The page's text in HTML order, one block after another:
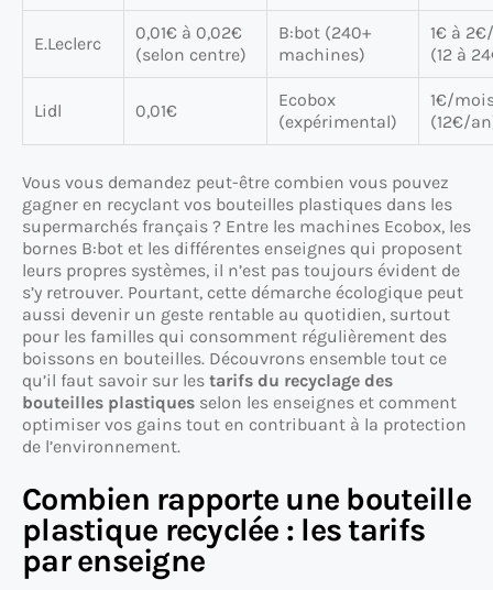
E.Leclerc
0,01€ à 0,02€
(selon centre)
B:bot (240+
machines)
1€ à
(12 à
Lidl 0,01€
Ecobox
(expérimental)
1€/
(12€/
Vous vous demandez peut-être combien vous pouvez
gagner en recyclant vos bouteilles plastiques dans les
supermarchés français ? Entre les machines Ecobox, les
bornes B:bot et les différentes enseignes qui proposent
leurs propres systèmes, il n’est pas toujours évident de
s’y retrouver. Pourtant, cette démarche écologique peut
aussi devenir un geste rentable au quotidien, surtout
pour les familles qui consomment régulièrement des
boissons en bouteilles. Découvrons ensemble tout ce
qu’il faut savoir sur les tarifs du recyclage des
bouteilles plastiques selon les enseignes et comment
optimiser vos gains tout en contribuant à la protection
de l’environnement.
Combien rapporte une bouteille
plastique recyclée : les tarifs
par enseigne